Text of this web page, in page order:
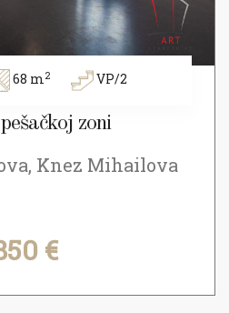
68 m2 VP/2
zoni
Knez Mihailova
€